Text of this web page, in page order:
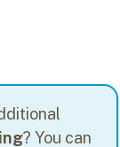
? You can